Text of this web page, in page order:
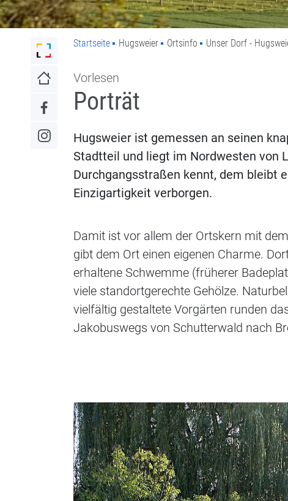
Link zur Startseite der Stadt Lahr
Link zur Startseite
Link zum Facebook-Auftritt
Link zum Instagram-Auftritt
Startseite Hugsweier Ortsinfo Unser Dorf -
Vorlesen
Porträt
Hugsweier ist gemessen an seinen
Stadtteil und liegt im Nordwesten von
Durchgangsstraßen kennt, dem bleibt
Einzigartigkeit verborgen.
Damit ist vor allem der Ortskern mit
gibt dem Ort einen eigenen Charme.
erhaltene Schwemme (früherer
viele standortgerechte Gehölze.
vielfältig gestaltete Vorgärten runden
Jakobuswegs von Schutterwald nach